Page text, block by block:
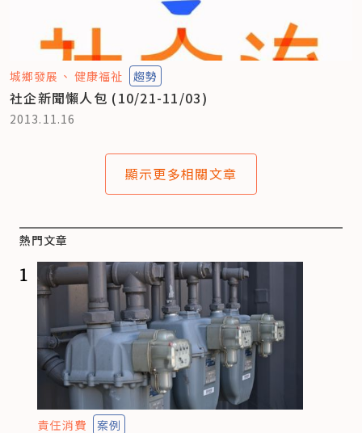
城鄉發展 健康福祉 趨勢
社企新聞懶人包 (10/21-11/03)
2013.11.16
顯示更多相關文章
熱門文章
1
責任消費 案例